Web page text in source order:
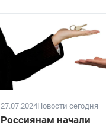
27.07.2024Новости сегодня
Россиянам начали